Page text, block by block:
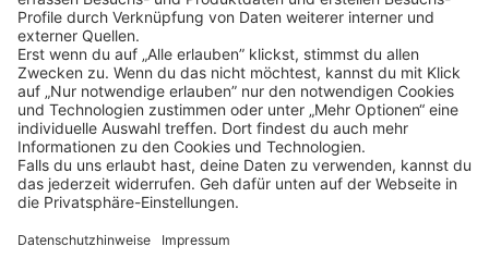
Klickehier, um alle offenen Jobs zu sehen.
Impressum Datenschutz
Privatsphäre-Einstellungen
FAQ
Veranstaltungen
Sitemap